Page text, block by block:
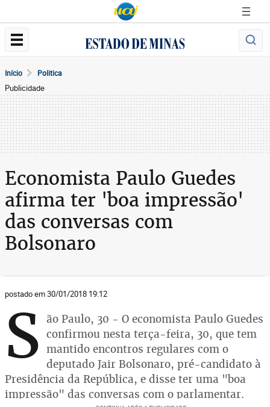
Início Politica
Publicidade
Economista Paulo Guedes
afirma ter 'boa impressão'
das conversas com
Bolsonaro
postado em 30/01/2018 19:12
S ão Paulo, 30 - O economista Paulo Guedes
confirmou nesta terça-feira, 30, que tem
mantido encontros regulares com o
deputado Jair Bolsonaro, pré-candidato à
Presidência da República, e disse ter uma "boa
impressão" das conversas com o parlamentar.